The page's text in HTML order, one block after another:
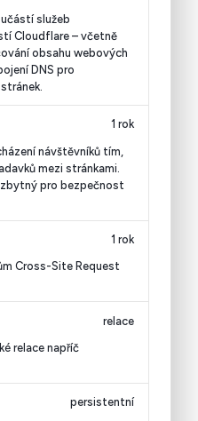
služeb
Cloudflare – včetně
obsahu webových
DNS pro
návštěvníků tím,
mezi stránkami.
pro bezpečnost
1 rok
Cross-Site Request
1 rok
relace napříč
relace
persistentní